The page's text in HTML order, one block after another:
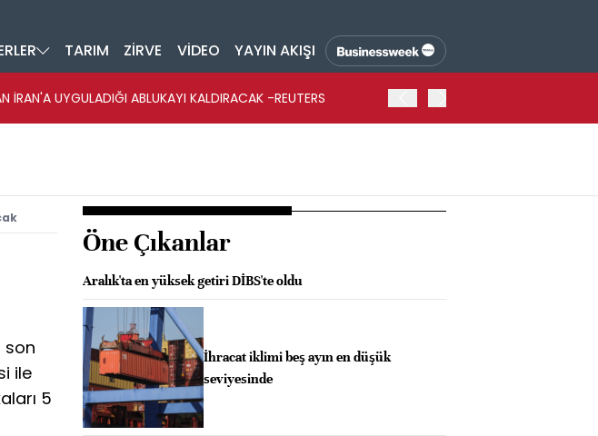
TARIM ZİRVE VİDEO YAYIN AKIŞI
UYGULADIĞI ABLUKAYI KALDIRACAK -REUTERS
son
ile
5
Öne Çıkanlar
Aralık'ta en yüksek getiri DİBS'te oldu
İhracat iklimi beş ayın en düşük
seviyesinde